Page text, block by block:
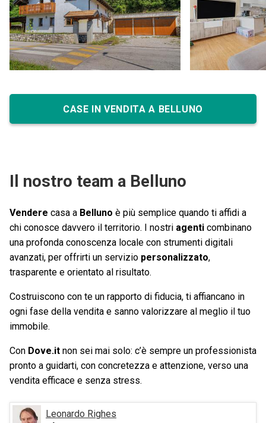
CASE IN VENDITA A BELLUNO
Il nostro team a Belluno
Vendere casa a Belluno è più semplice quando ti affidi a
chi conosce davvero il territorio. I nostri agenti combinano
una profonda conoscenza locale con strumenti digitali
avanzati, per offrirti un servizio personalizzato,
trasparente e orientato al risultato.
Costruiscono con te un rapporto di fiducia, ti affiancano in
ogni fase della vendita e sanno valorizzare al meglio il tuo
immobile.
Con Dove.it non sei mai solo: c’è sempre un professionista
pronto a guidarti, con concretezza e attenzione, verso una
vendita efficace e senza stress.
Leonardo Righes